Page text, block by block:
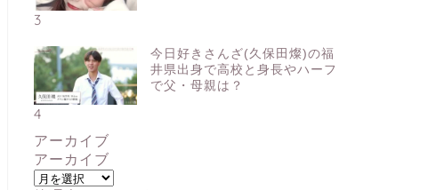
3
4
今日好きさんざ(久保田燦)の福
井県出身で高校と身長やハーフ
で父・母親は？
アーカイブ
アーカイブ